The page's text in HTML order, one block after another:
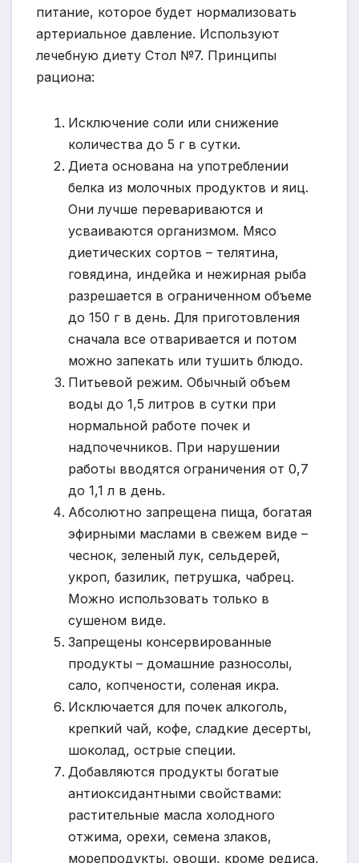
питание, которое будет нормализовать
артериальное давление. Используют
лечебную диету Стол №7. Принципы
рациона:
Исключение соли или снижение
количества до 5 г в сутки.
Диета основана на употреблении
белка из молочных продуктов и яиц.
Они лучше перевариваются и
усваиваются организмом. Мясо
диетических сортов – телятина,
говядина, индейка и нежирная рыба
разрешается в ограниченном объеме
до 150 г в день. Для приготовления
сначала все отваривается и потом
можно запекать или тушить блюдо.
Питьевой режим. Обычный объем
воды до 1,5 литров в сутки при
нормальной работе почек и
надпочечников. При нарушении
работы вводятся ограничения от 0,7
до 1,1 л в день.
Абсолютно запрещена пища, богатая
эфирными маслами в свежем виде –
чеснок, зеленый лук, сельдерей,
укроп, базилик, петрушка, чабрец.
Можно использовать только в
сушеном виде.
Запрещены консервированные
продукты – домашние разносолы,
сало, копчености, соленая икра.
Исключается для почек алкоголь,
крепкий чай, кофе, сладкие десерты,
шоколад, острые специи.
Добавляются продукты богатые
антиоксидантными свойствами:
растительные масла холодного
отжима, орехи, семена злаков,
морепродукты, овощи, кроме редиса,